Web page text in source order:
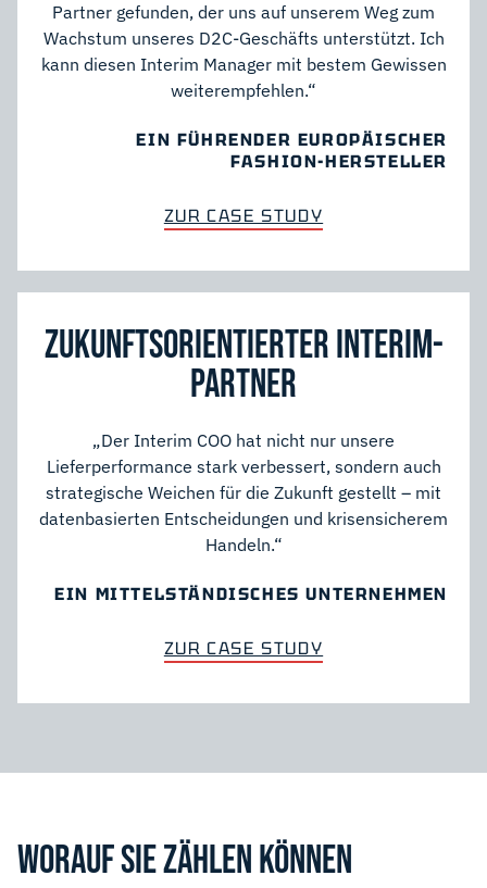
Partner gefunden, der uns auf unserem Weg zum
Wachstum unseres D2C-Geschäfts unterstützt. Ich
kann diesen Interim Manager mit bestem Gewissen
weiterempfehlen.“
EIN FÜHRENDER EUROPÄISCHER
FASHION-HERSTELLER
ZUR CASE STUDY
ZUKUNFTSORIENTIERTER INTERIM-
PARTNER
„Der Interim COO hat nicht nur unsere
Lieferperformance stark verbessert, sondern auch
strategische Weichen für die Zukunft gestellt – mit
datenbasierten Entscheidungen und krisensicherem
Handeln.“
EIN MITTELSTÄNDISCHES UNTERNEHMEN
ZUR CASE STUDY
WORAUF SIE ZÄHLEN KÖNNEN